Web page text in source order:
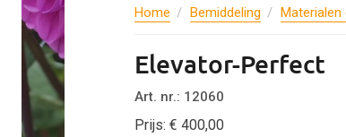
Home Bemiddeling Materialen
Elevator-Perfect
Art. nr.: 12060
Prijs: € 400,00